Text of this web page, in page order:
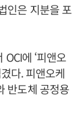
인은 지분을 포
에 ‘피앤오
다. 피앤오케
반도체 공정용